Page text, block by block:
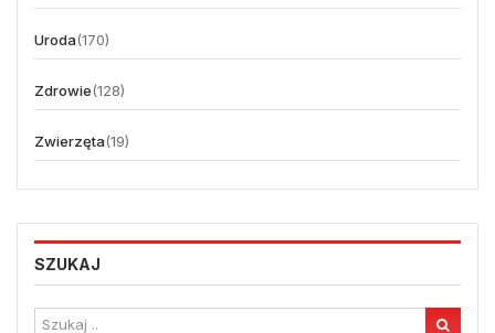
Uroda(170)
Zdrowie(128)
Zwierzęta(19)
SZUKAJ